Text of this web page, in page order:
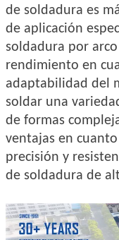
de soldadura es
de aplicación
soldadura por
rendimiento en
adaptabilidad del
soldar una
de formas
ventajas en
precisión y
de soldadura de